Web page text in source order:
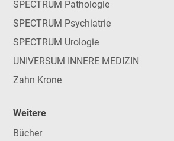
SPECTRUM Pathologie
SPECTRUM Psychiatrie
SPECTRUM Urologie
UNIVERSUM INNERE MEDIZIN
Zahn Krone
Weitere
Bücher